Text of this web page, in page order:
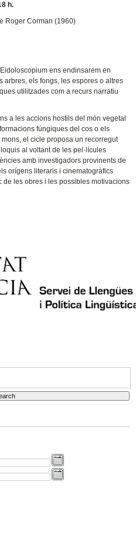
h.
Roger Corman (1960)
ens endinsarem en
arbres, els fongs, les espores o altres
utilitzades com a recurs narratiu
a les accions hostils del món vegetal
fúngiques del cos o els
el cicle proposa un recorregut
al voltant de les pel·lícules
amb investigadors provinents de
orígens literaris i cinematogràfics
de les obres i les possibles motivacions